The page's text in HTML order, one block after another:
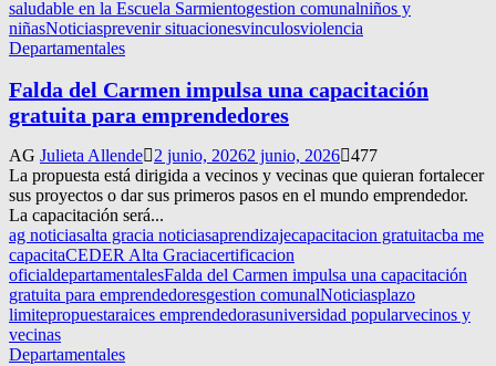
saludable en la Escuela Sarmientogestion comunalniños y
niñasNoticiasprevenir situacionesvinculosviolencia
Departamentales
Falda del Carmen impulsa una capacitación
gratuita para emprendedores
AG Julieta Allende 2 junio, 20262 junio, 2026 477
La propuesta está dirigida a vecinos y vecinas que quieran fortalecer
sus proyectos o dar sus primeros pasos en el mundo emprendedor.
La capacitación será...
ag noticiasalta gracia noticiasaprendizajecapacitacion gratuitacba me
capacitaCEDER Alta Graciacertificacion
oficialdepartamentalesFalda del Carmen impulsa una capacitación
gratuita para emprendedoresgestion comunalNoticiasplazo
limitepropuestaraices emprendedorasuniversidad popularvecinos y
vecinas
Departamentales